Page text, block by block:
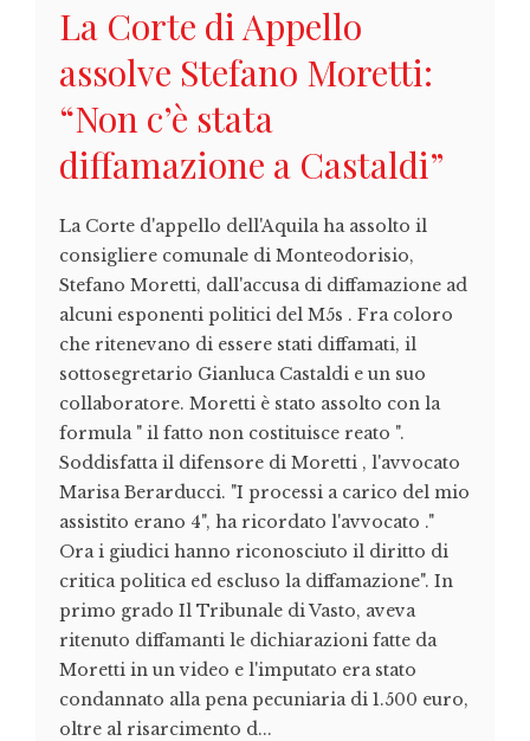
La Corte di Appello
assolve Stefano Moretti:
“Non c’è stata
diffamazione a Castaldi”
La Corte d'appello dell'Aquila ha assolto il
consigliere comunale di Monteodorisio,
Stefano Moretti, dall'accusa di diffamazione ad
alcuni esponenti politici del M5s . Fra coloro
che ritenevano di essere stati diffamati, il
sottosegretario Gianluca Castaldi e un suo
collaboratore. Moretti è stato assolto con la
formula " il fatto non costituisce reato ".
Soddisfatta il difensore di Moretti , l'avvocato
Marisa Berarducci. "I processi a carico del mio
assistito erano 4", ha ricordato l'avvocato ."
Ora i giudici hanno riconosciuto il diritto di
critica politica ed escluso la diffamazione". In
primo grado Il Tribunale di Vasto, aveva
ritenuto diffamanti le dichiarazioni fatte da
Moretti in un video e l'imputato era stato
condannato alla pena pecuniaria di 1.500 euro,
oltre al risarcimento d...